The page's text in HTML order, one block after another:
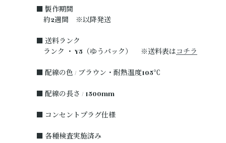
■ 製作期間
約2週間 ※以降発送
■ 送料ランク
ランク ・ Y5（ゆうパック） ※送料表はコチラ
■ 配線の色 / ブラウン・耐熱温度105℃
■ 配線の長さ / 1500mm
■ コンセントプラグ仕様
■ 各種検査実施済み